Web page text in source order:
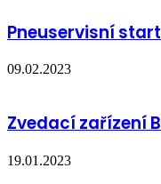
Pneuservisní
09.02.2023
Zvedací zařízení
19.01.2023